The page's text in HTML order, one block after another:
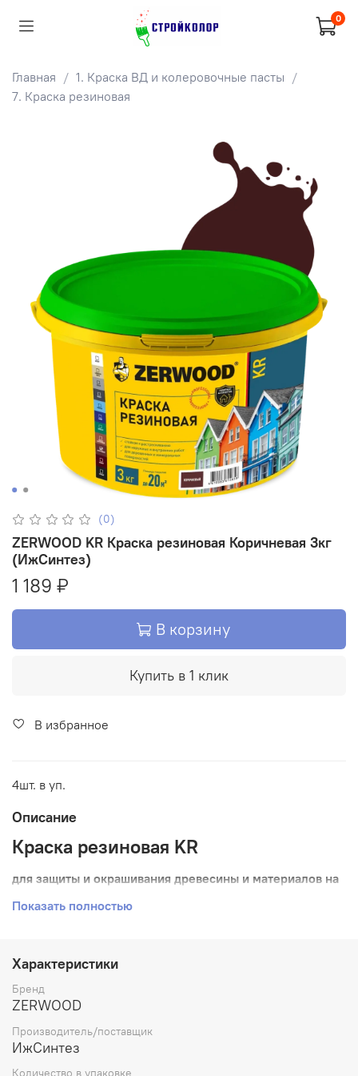
0
Главная
1. Краска ВД и колеровочные пасты
7. Краска резиновая
(0)
ZERWOOD KR Краска резиновая Коричневая 3кг
(ИжСинтез)
1 189 ₽
В корзину
Купить в 1 клик
В избранное
4шт. в уп.
Описание
Краска резиновая KR
для защиты и окрашивания древесины и материалов на
(шифер, гибкая черепица, профнастил), заборов,
На водной основе
Без запаха
Против грибка и плесени
Показать полностью
Характеристики
Бренд
ZERWOOD
Производитель/поставщик
ИжСинтез
Количество в упаковке